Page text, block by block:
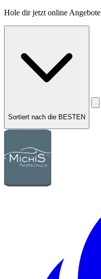
Hole dirjetzt online Angebote
Sortiert nach die BESTEN